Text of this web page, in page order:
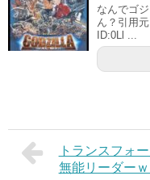
なんでゴ
ん？引用
ID:0Ll ...
トランスフォ
無能リーダーｗ